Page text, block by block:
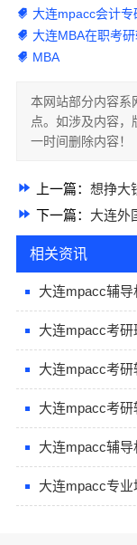
大连mpacc会计专
大连MBA在职考
MBA
本网站部分内容系
点。如涉及内容
一时间删除内容！
上一篇： 想挣大
下一篇： 大连外
相关资讯
大连mpacc专